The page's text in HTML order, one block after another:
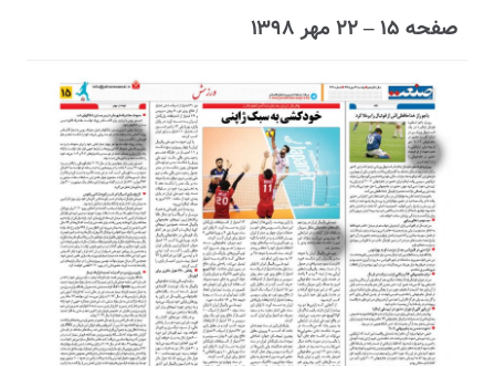
صفحه ۱۵ – ۲۲ مهر ۱۳۹۸
1
2
3